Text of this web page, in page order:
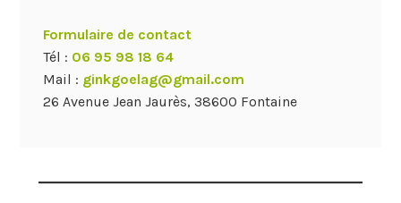
Formulaire de contact
Tél : 06 95 98 18 64
Mail : ginkgoelag@gmail.com
26 Avenue Jean Jaurès, 38600 Fontaine